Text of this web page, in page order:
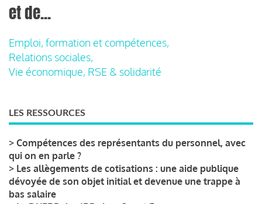
et de...
Emploi, formation et compétences,
Relations sociales,
Vie économique, RSE & solidarité
LES RESSOURCES
> Compétences des représentants du personnel, avec
qui on en parle ?
> Les allègements de cotisations : une aide publique
dévoyée de son objet initial et devenue une trappe à
bas salaire